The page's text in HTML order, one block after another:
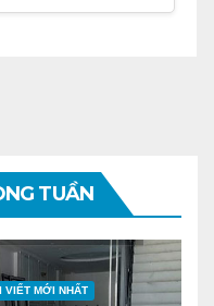
TUẦN
VIẾT MỚI NHẤT